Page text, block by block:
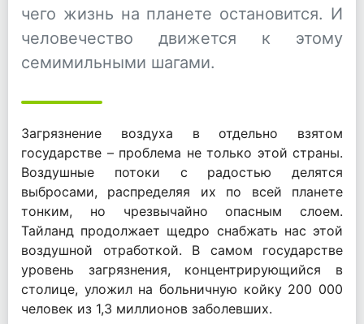
чего жизнь на планете остановится. И
человечество движется к этому
семимильными шагами.
Загрязнение воздуха в отдельно взятом
государстве – проблема не только этой страны.
Воздушные потоки с радостью делятся
выбросами, распределяя их по всей планете
тонким, но чрезвычайно опасным слоем.
Тайланд продолжает щедро снабжать нас этой
воздушной отработкой. В самом государстве
уровень загрязнения, концентрирующийся в
столице, уложил на больничную койку 200 000
человек из 1,3 миллионов заболевших.